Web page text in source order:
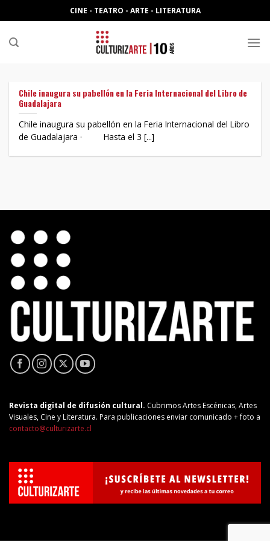
to
content
CINE - TEATRO - ARTE - LITERATURA
Chile inaugura su pabellón en la Feria Internacional del Libro de
Guadalajara
Chile inaugura su pabellón en la Feria Internacional del Libro
de Guadalajara · Hasta el 3 [...]
Revista digital de difusión cultural. Cubrimos Artes Escénicas, Artes
Visuales, Cine y Literatura. Para publicaciones enviar comunicado + foto a
contacto@culturizarte.cl